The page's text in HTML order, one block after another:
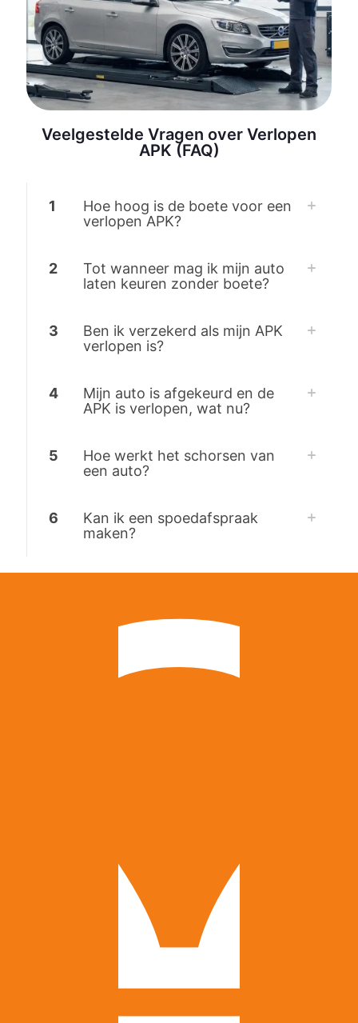
Veelgestelde Vragen over Verlopen
APK (FAQ)
1
Hoe hoog is de boete voor een
verlopen APK?
2
Tot wanneer mag ik mijn auto
laten keuren zonder boete?
3
Ben ik verzekerd als mijn APK
verlopen is?
4
Mijn auto is afgekeurd en de
APK is verlopen, wat nu?
5
Hoe werkt het schorsen van
een auto?
6
Kan ik een spoedafspraak
maken?